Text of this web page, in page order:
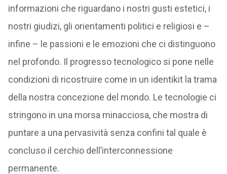
informazioni che riguardano i nostri gusti estetici, i
nostri giudizi, gli orientamenti politici e religiosi e –
infine – le passioni e le emozioni che ci distinguono
nel profondo. Il progresso tecnologico si pone nelle
condizioni di ricostruire come in un identikit la trama
della nostra concezione del mondo. Le tecnologie ci
stringono in una morsa minacciosa, che mostra di
puntare a una pervasività senza confini tal quale è
concluso il cerchio dell’interconnessione
permanente.